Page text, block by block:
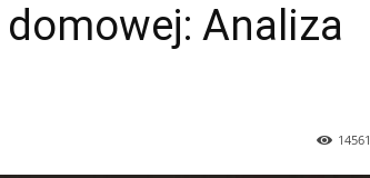
Analiza
14561